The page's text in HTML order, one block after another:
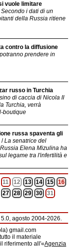
vuole limitare
Secondo i dati di un
della Russia ritiene
contro la diffusione
prendere in
russo in Turchia
di caccia di Nicola II
Turchia, verrà
boutique
russa spaventa gli
/La senatrice del
Elena Mizulina ha
legame tra l'infertilità e
11 12 13 14 15
16
27 28 29 30
31
agosto 2004-2026.
federale di
della Federazione
№ FS 77 - 61044 del 5
gmail.com
il materiale
riferimento all'«Agenzia